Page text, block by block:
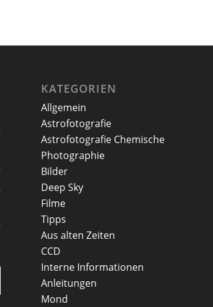
KATEGORIEN
Allgemein
Astrofotografie
Astrofotografie Chemische
Photographie
Bilder
Deep Sky
Filme
Tipps
Aus alten Zeiten
CCD
Interne Informationen
Anleitungen
Mond